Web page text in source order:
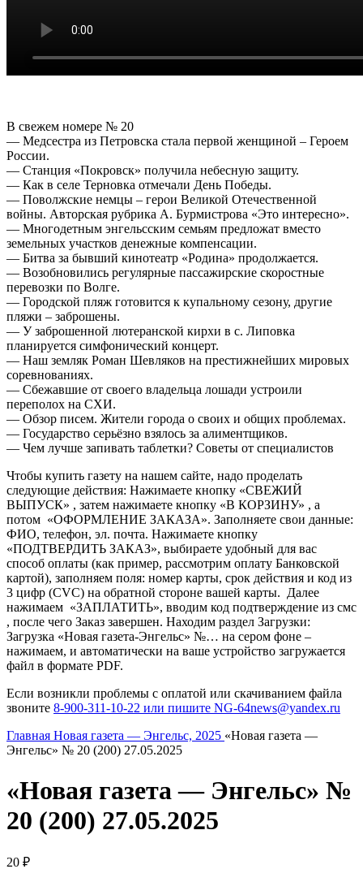
В свежем номере № 20
— Медсестра из Петровска стала первой женщиной – Героем
России.
— Станция «Покровск» получила небесную защиту.
— Как в селе Терновка отмечали День Победы.
— Поволжские немцы – герои Великой Отечественной
войны. Авторская рубрика А. Бурмистрова «Это интересно».
— Многодетным энгельсским семьям предложат вместо
земельных участков денежные компенсации.
— Битва за бывший кинотеатр «Родина» продолжается.
— Возобновились регулярные пассажирские скоростные
перевозки по Волге.
— Городской пляж готовится к купальному сезону, другие
пляжи – заброшены.
— У заброшенной лютеранской кирхи в с. Липовка
планируется симфонический концерт.
— Наш земляк Роман Шевляков на престижнейших мировых
соревнованиях.
— Сбежавшие от своего владельца лошади устроили
переполох на СХИ.
— Обзор писем. Жители города о своих и общих проблемах.
— Государство серьёзно взялось за алиментщиков.
— Чем лучше запивать таблетки? Советы от специалистов
Чтобы купить газету на нашем сайте, надо проделать
следующие действия: Нажимаете кнопку «СВЕЖИЙ
ВЫПУСК» , затем нажимаете кнопку «В КОРЗИНУ» , а
потом «ОФОРМЛЕНИЕ ЗАКАЗА». Заполняете свои данные:
ФИО, телефон, эл. почта. Нажимаете кнопку
«ПОДТВЕРДИТЬ ЗАКАЗ», выбираете удобный для вас
способ оплаты (как пример, рассмотрим оплату Банковской
картой), заполняем поля: номер карты, срок действия и код из
3 цифр (CVC) на обратной стороне вашей карты. Далее
нажимаем «ЗАПЛАТИТЬ», вводим код подтверждение из смс
, после чего Заказ завершен. Находим раздел Загрузки:
Загрузка «Новая газета-Энгельс» №… на сером фоне –
нажимаем, и автоматически на ваше устройство загружается
файл в формате PDF.
Если возникли проблемы с оплатой или скачиванием файла
звоните 8-900-311-10-22 или пишите NG-64news@yandex.ru
Главная Новая газета — Энгельс, 2025 «Новая газета —
Энгельс» № 20 (200) 27.05.2025
«Новая газета — Энгельс» №
20 (200) 27.05.2025
20 ₽